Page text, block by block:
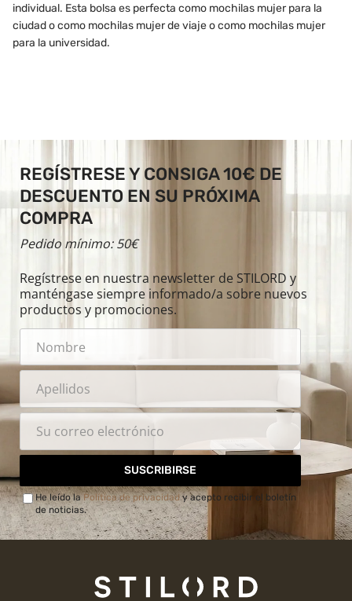
individual. Esta bolsa es perfecta como mochilas mujer para la
ciudad o como mochilas mujer de viaje o como mochilas mujer
para la universidad.
REGÍSTRESE Y CONSIGA 10€ DE
DESCUENTO EN SU PRÓXIMA
COMPRA
Pedido mínimo: 50€
Regístrese en nuestra newsletter de STILORD y
manténgase siempre informado/a sobre nuevos
productos y promociones.
SUSCRIBIRSE
He leído laPolítica de privacidady acepto recibir el boletín
de noticias.